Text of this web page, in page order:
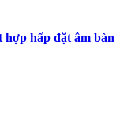
hợp hấp đặt âm bàn